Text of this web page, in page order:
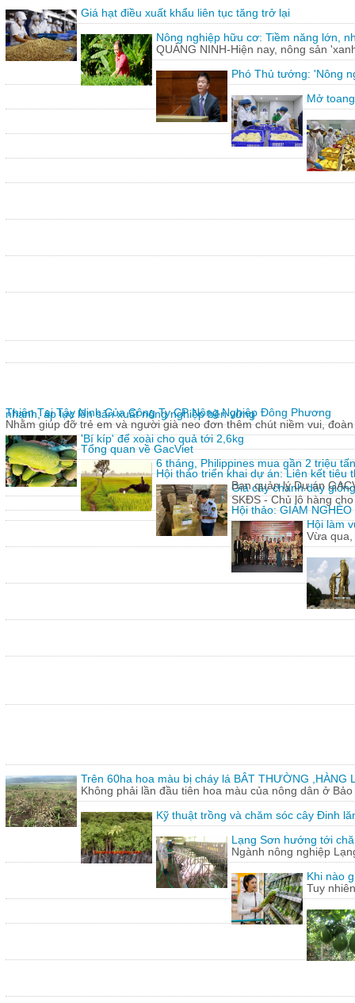
Giá hạt điều xuất khẩu liên tục tăng trở lại
Nông nghiệp hữu cơ: Tiềm năng lớn,
QUẢNG NINH-Hiện nay, nông sản
Phó Thủ tướng: 'Nông
Mở
nhanh, áp lực lên sản xuất nông nghiệp bền vững
'Bí kíp' để xoài cho quả tới 2,6kg
6 tháng, Philippines mua gần 2 triệu
Giả cây chanh dây
SKĐS - Chủ lô hàng
Hội làm
Vừa qua,
Trên 60ha hoa màu bị cháy lá BÂT THƯỜNG
Không phải lần đầu tiên hoa màu của nông dân ở
Kỹ thuật trồng và chăm sóc cây Đinh
Lạng Sơn hướng tới
Ngành nông nghiệp
Khi nào
Tuy
Thiện Tại Tây Ninh Của Công Ty CP Nông Nghiệp Đông Phương
Nhằm giúp đỡ trẻ em và người già neo đơn thêm chút niềm vui,
Tổng quan về GacViet
Hội thảo triển khai dự án: Liên kết tiêu
Ban quản lý Dự án
Hội thảo: GIẢM